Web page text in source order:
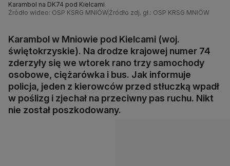
Karambol na DK74 pod Kielcami
Źródło wideo: OSP KSRG MNIÓWŹródło zdj. gł.: OSP KRSG MNIÓW
Karambol w Mniowie pod Kielcami (woj.
świętokrzyskie). Na drodze krajowej numer 74
zderzyły się we wtorek rano trzy samochody
osobowe, ciężarówka i bus. Jak informuje
policja, jeden z kierowców przed stłuczką wpadł
w poślizg i zjechał na przeciwny pas ruchu. Nikt
nie został poszkodowany.